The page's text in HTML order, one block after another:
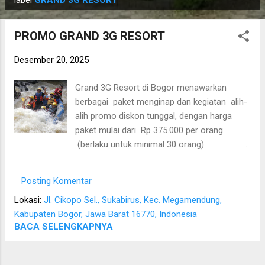
s
PROMO GRAND 3G RESORT
Desember 20, 2025
Grand 3G Resort di Bogor menawarkan
berbagai paket menginap dan kegiatan alih-
alih promo diskon tunggal, dengan harga
paket mulai dari Rp 375.000 per orang
(berlaku untuk minimal 30 orang).
Penawaran dan Paket Harga Berikut adalah
beberapa paket yang tersedia di Grand 3G
Resort: Paket Liburan/Retreat (Minimal 30
orang): Rp 375.000 per orang: Menginap 2
Posting Komentar
Lokasi: Jl. Cikopo Sel., Sukabirus, Kec. Megamendung,
Kabupaten Bogor, Jawa Barat 16770, Indonesia
BACA SELENGKAPNYA